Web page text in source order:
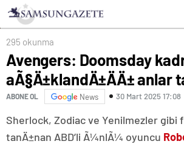
295 okunma
Avengers: Doomsday
aÃ§Ä±klandÄ±ÄÄ± anlar
ABONE OL News 30 Mart 2025 17:08
Sherlock, Zodiac ve Yenilmezler gibi
tanÄ±nan ABD’li Ã¼nlÃ¼ oyuncu